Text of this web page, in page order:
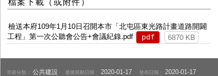
檔案下載（或附件）
檢送本府109年1月10日召開本市「北屯區東光路計畫道路開闢
工程」第一次公聽會公告+會議紀錄.pdf
pdf 6870 KB
市府分類：公共建設 最後異動日期： 2020-01-17 發布日期： 2020-01-17